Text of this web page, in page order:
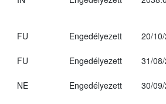
FU Engedélyezett
20/
FU Engedélyezett
31/
NE Engedélyezett
30/